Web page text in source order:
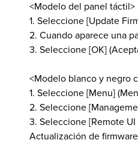
<Modelo del panel táctil>
1. Seleccione [Update
2. Cuando aparece una
3. Seleccione [OK]
<Modelo blanco y negro
1. Seleccione [Menu]
2. Seleccione
3. Seleccione [Remote
Actualización de